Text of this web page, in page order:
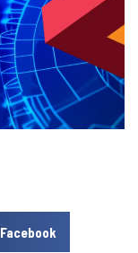
Facebook